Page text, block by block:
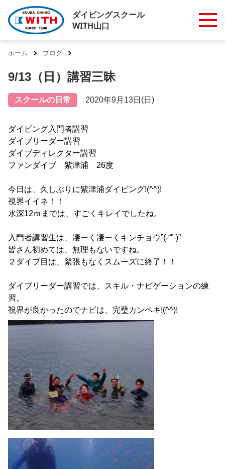
ダイビングスクール
WITH山口
ホーム ブログ
9/13（日）講習三昧
スクールの日常 2020年9月13日(日)
ダイビング入門者講習
ダイブリーダー講習
ダイブディレクター講習
ファンダイブ 紫津浦 26度
今日は、久しぶりに紫津浦ダイビング!(^^)!
視界イイネ！！
水深12ｍまでは、すごくキレイでしたね。
入門者講習生は、凄ーく凄ーくキンチョウ”(-“”-)”
皆さん初めては、無理もないですね。
２ダイブ目は、緊張もなくスムーズに終了！！
ダイブリーダー講習では、スキル・ナビゲーションの練
習。
視界が良かったのでナビは、完璧カンペキ!(^^)!